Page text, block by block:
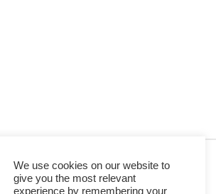
We use cookies on our website to
give you the most relevant
experience by remembering your